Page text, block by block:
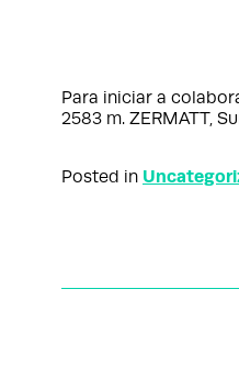
Para iniciar a
2583 m. ZERMATT,
Posted in